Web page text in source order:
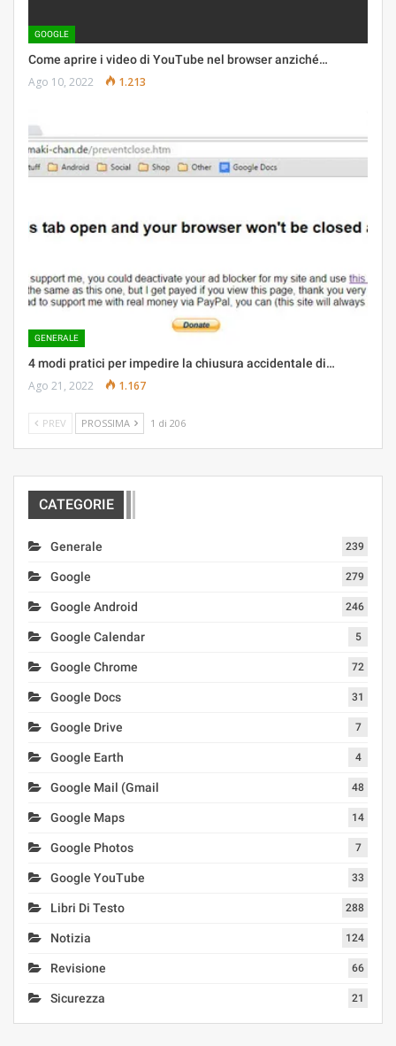
GOOGLE
Come aprire i video di YouTube nel browser anziché…
Ago 10, 2022 1.213
GENERALE
4 modi pratici per impedire la chiusura accidentale di…
Ago 21, 2022 1.167
PREV PROSSIMA 1 di 206
CATEGORIE
Generale 239
Google 279
Google Android 246
Google Calendar 5
Google Chrome 72
Google Docs 31
Google Drive 7
Google Earth 4
Google Mail (Gmail 48
Google Maps 14
Google Photos 7
Google YouTube 33
Libri Di Testo 288
Notizia 124
Revisione 66
Sicurezza 21